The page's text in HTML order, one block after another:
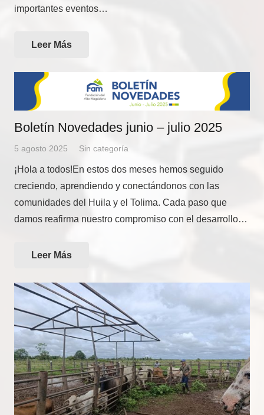
importantes eventos…
Leer Más
Boletín Novedades junio – julio 2025
5 agosto 2025 Sin categoría
¡Hola a todos!En estos dos meses hemos seguido
creciendo, aprendiendo y conectándonos con las
comunidades del Huila y el Tolima. Cada paso que
damos reafirma nuestro compromiso con el desarrollo…
Leer Más